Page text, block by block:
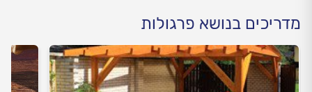
מדריכים בנושא פרגולות